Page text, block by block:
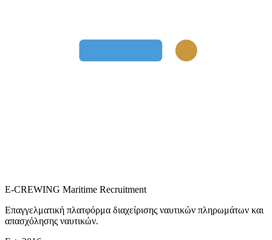
E-CREWING Maritime Recruitment
Επαγγελματική πλατφόρμα διαχείρισης ναυτικών πληρωμάτων και
απασχόλησης ναυτικών.